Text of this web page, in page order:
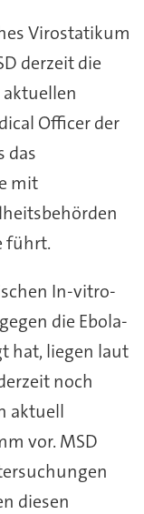
Virostatikum
derzeit die
Officer der
das
mit
führt.
In-vitro-
die Ebola-
hat, liegen laut
noch
aktuell
vor. MSD
diesen